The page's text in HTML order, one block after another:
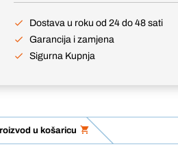
Dostava u roku od 24 do 48 sati
Garancija i zamjena
Sigurna Kupnja
u košaricu